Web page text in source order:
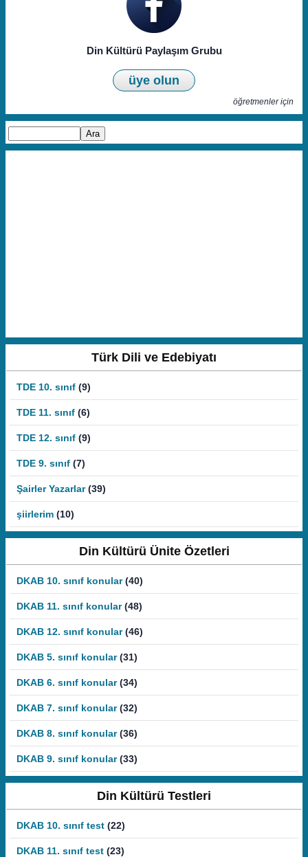
Din Kültürü Paylaşım Grubu
üye olun
öğretmenler için
Türk Dili ve Edebiyatı
TDE 10. sınıf (9)
TDE 11. sınıf (6)
TDE 12. sınıf (9)
TDE 9. sınıf (7)
Şairler Yazarlar (39)
şiirlerim (10)
Din Kültürü Ünite Özetleri
DKAB 10. sınıf konular (40)
DKAB 11. sınıf konular (48)
DKAB 12. sınıf konular (46)
DKAB 5. sınıf konular (31)
DKAB 6. sınıf konular (34)
DKAB 7. sınıf konular (32)
DKAB 8. sınıf konular (36)
DKAB 9. sınıf konular (33)
Din Kültürü Testleri
DKAB 10. sınıf test (22)
DKAB 11. sınıf test (23)